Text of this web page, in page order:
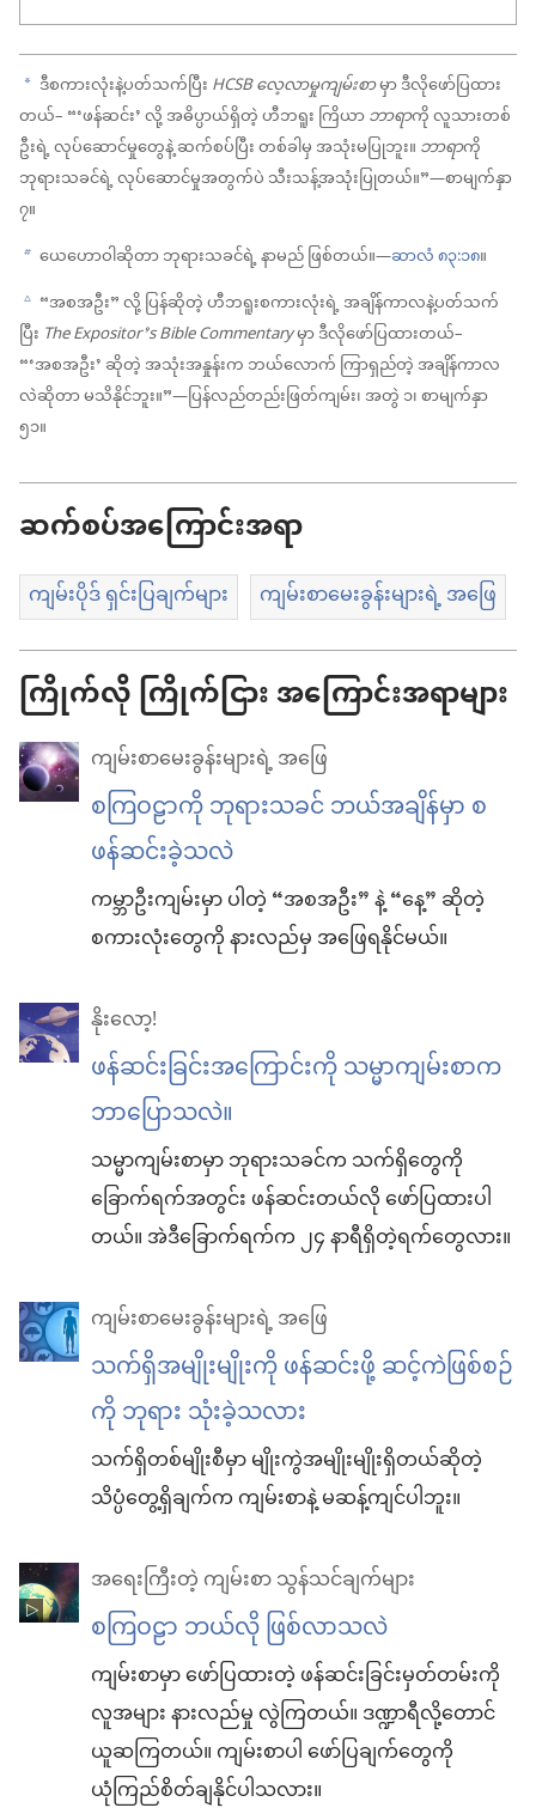
a ဒီစကားလုံးနဲ့ပတ်သက်ပြီးHCSB လေ့လာမှုကျမ်းစာမှာ ဒီလိုဖော်ပြထား
တယ်– “‘ဖန်ဆင်း’ လို့ အဓိပ္ပာယ်ရှိတဲ့ ဟီဘရူး ကြိယာဘာရာကို လူသားတစ်
ဦးရဲ့ လုပ်ဆောင်မှုတွေနဲ့ ဆက်စပ်ပြီး တစ်ခါမှ အသုံးမပြုဘူး။ဘာရာကို
ဘုရားသခင်ရဲ့ လုပ်ဆောင်မှုအတွက်ပဲ သီးသန့်အသုံးပြုတယ်။”—စာမျက်နှာ
၇။
b ယေဟောဝါဆိုတာ ဘုရားသခင်ရဲ့ နာမည် ဖြစ်တယ်။—ဆာလံ ၈၃:၁၈။
c “အစအဦး” လို့ ပြန်ဆိုတဲ့ ဟီဘရူးစကားလုံးရဲ့ အချိန်ကာလနဲ့ပတ်သက်
ပြီး The Expositor’s Bible Commentaryမှာ ဒီလိုဖော်ပြထားတယ်–
“‘အစအဦး’ ဆိုတဲ့ အသုံးအနှုန်းက ဘယ်လောက် ကြာရှည်တဲ့ အချိန်ကာလ
လဲဆိုတာ မသိနိုင်ဘူး။”—ပြန်လည်တည်းဖြတ်ကျမ်း၊ အတွဲ ၁၊ စာမျက်နှာ
၅၁။
ဆက်စပ်အကြောင်းအရာ
ကျမ်းပိုဒ် ရှင်းပြချက်များ ကျမ်းစာမေးခွန်းများရဲ့ အဖြေ
ကြိုက်လို ကြိုက်ငြား အကြောင်းအရာများ
ကျမ်းစာမေးခွန်းများရဲ့ အဖြေ
စကြဝဠာကို ဘုရားသခင် ဘယ်အချိန်မှာ စ
ဖန်ဆင်းခဲ့သလဲ
ကမ္ဘာဦးကျမ်းမှာ ပါတဲ့ “အစအဦး” နဲ့ “နေ့” ဆိုတဲ့
စကားလုံးတွေကို နားလည်မှ အဖြေရနိုင်မယ်။
နိုးလော့!
ဖန်ဆင်းခြင်းအကြောင်းကို သမ္မာကျမ်းစာက
ဘာပြောသလဲ။
သမ္မာကျမ်းစာမှာ ဘုရားသခင်က သက်ရှိတွေကို
ခြောက်ရက်အတွင်း ဖန်ဆင်းတယ်လို ဖော်ပြထားပါ
တယ်။ အဲဒီခြောက်ရက်က ၂၄ နာရီရှိတဲ့ရက်တွေလား။
ကျမ်းစာမေးခွန်းများရဲ့ အဖြေ
သက်ရှိအမျိုးမျိုးကို ဖန်ဆင်းဖို့ ဆင့်ကဲဖြစ်စဉ်
ကို ဘုရား သုံးခဲ့သလား
သက်ရှိတစ်မျိုးစီမှာ မျိုးကွဲအမျိုးမျိုးရှိတယ်ဆိုတဲ့
သိပ္ပံတွေ့ရှိချက်က ကျမ်းစာနဲ့ မဆန့်ကျင်ပါဘူး။
အရေးကြီးတဲ့ ကျမ်းစာ သွန်သင်ချက်များ
စကြဝဠာ ဘယ်လို ဖြစ်လာသလဲ
ကျမ်းစာမှာ ဖော်ပြထားတဲ့ ဖန်ဆင်းခြင်းမှတ်တမ်းကို
လူအများ နားလည်မှု လွဲကြတယ်။ ဒဏ္ဍာရီလို့တောင်
ယူဆကြတယ်။ ကျမ်းစာပါ ဖော်ပြချက်တွေကို
ယုံကြည်စိတ်ချနိုင်ပါသလား။